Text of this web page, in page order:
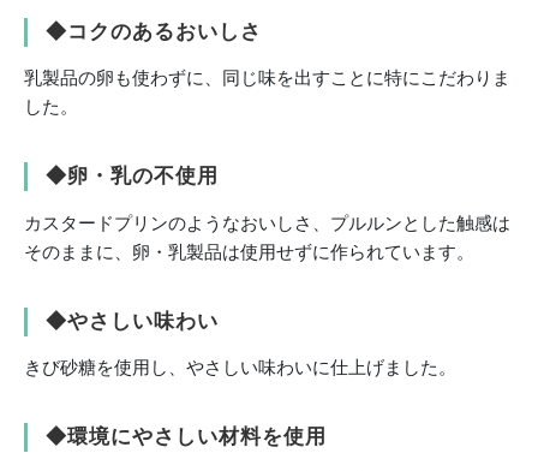
◆コクのあるおいしさ
乳製品の卵も使わずに、同じ味を出すことに特にこだわりま
した。
◆卵・乳の不使用
カスタードプリンのようなおいしさ、プルルンとした触感は
そのままに、卵・乳製品は使用せずに作られています。
◆やさしい味わい
きび砂糖を使用し、やさしい味わいに仕上げました。
◆環境にやさしい材料を使用